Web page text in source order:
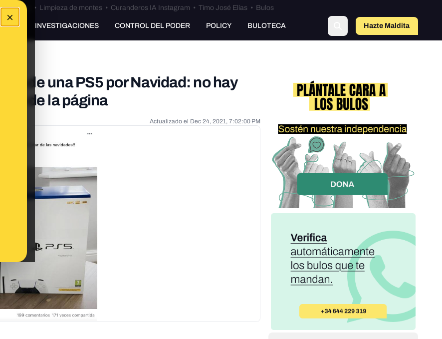
×
Ceuta • Limpieza de montes• Curanderos IA Instagram • Timo José Elías• Bulos
INVESTIGACIONES CONTROL DEL PODER POLICY BULOTECA Hazte Maldito
de una PS5 por Navidad: no hay
de la página
Actualizado el Dec 24, 2021, 7:02:00 PM